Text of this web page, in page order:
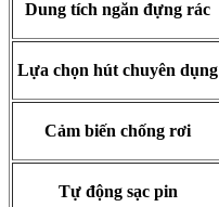
Dung tích ngăn đựng rác
Lựa chọn hút chuyên dụng
Cảm biến chống rơi
Tự động sạc pin